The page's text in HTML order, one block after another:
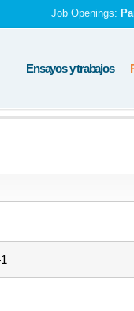
Job Openings:
Ensayos y trabajos